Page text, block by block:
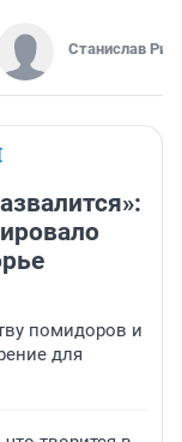
Станислав
помидоров и
для